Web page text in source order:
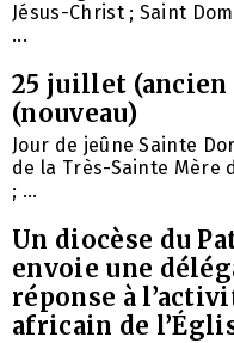
Jésus-Christ ; Saint
...
25 juillet (ancien
(nouveau)
Jour de jeûne Sainte
de la Très-Sainte Mère
; ...
Un diocèse du
envoie une
réponse à
africain de